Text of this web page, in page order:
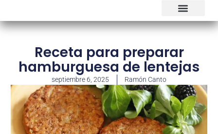
Receta para preparar
hamburguesa de lentejas
septiembre 6, 2025 Ramón Canto